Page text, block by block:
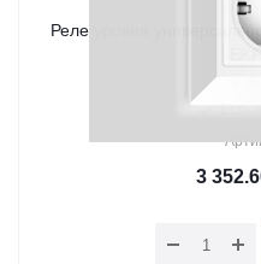
Реле уровня
Есть
3